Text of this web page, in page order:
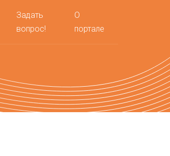
Задать
вопрос!
О
портале